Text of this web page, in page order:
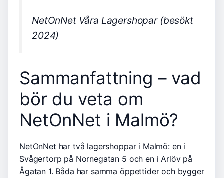
NetOnNet Våra Lagershopar (besökt
2024)
Sammanfattning – vad
bör du veta om
NetOnNet i Malmö?
NetOnNet har två lagershoppar i Malmö: en i
Svågertorp på Nornegatan 5 och en i Arlöv på
Ågatan 1. Båda har samma öppettider och bygger